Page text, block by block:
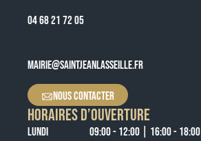
04 68 21 72 05
MAIRIE@SAINTJEANLASSEILLE.FR
NOUS CONTACTER
HORAIRES D’OUVERTURE
LUNDI
09:00 - 12:00 | 16:00 - 18:00